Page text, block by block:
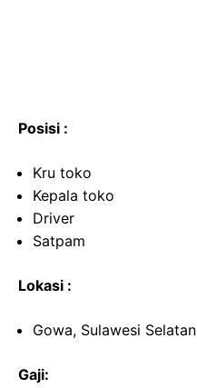
Posisi :
Kru toko
Kepala toko
Driver
Satpam
Lokasi :
Gowa, Sulawesi Selatan
Gaji: